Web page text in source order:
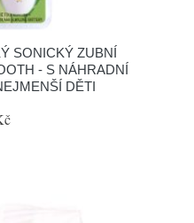
SONICKÝ ZUBNÍ
- S NÁHRADNÍ
DĚTI